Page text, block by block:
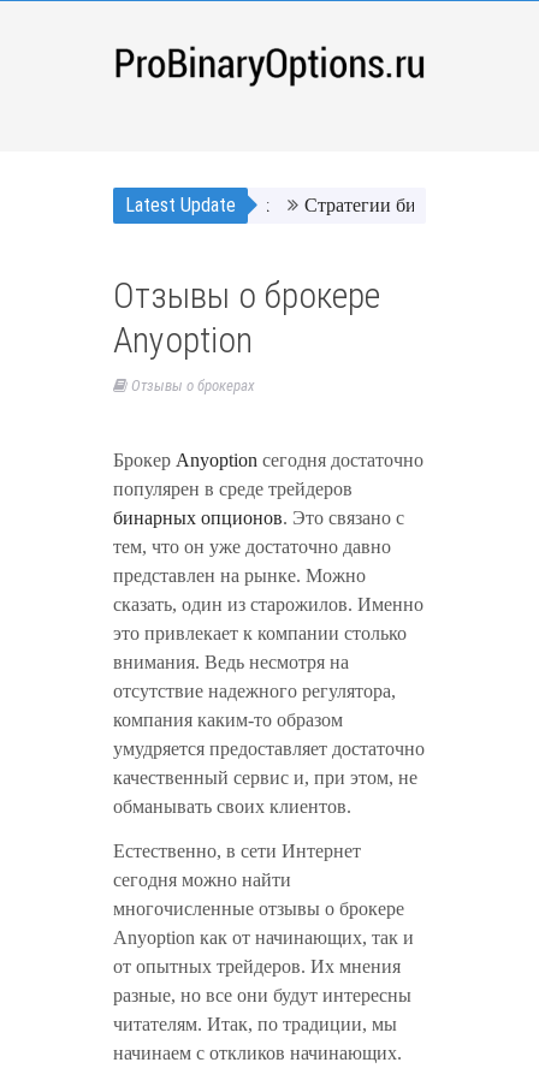
Latest Update Стратегии бинарных
Отзывы о брокере
Anyoption
Отзывы о брокерах
Брокер Anyoption сегодня достаточно
популярен в среде трейдеров
бинарных опционов. Это связано с
тем, что он уже достаточно давно
представлен на рынке. Можно
сказать, один из старожилов. Именно
это привлекает к компании столько
внимания. Ведь несмотря на
отсутствие надежного регулятора,
компания каким-то образом
умудряется предоставляет достаточно
качественный сервис и, при этом, не
обманывать своих клиентов.
Естественно, в сети Интернет
сегодня можно найти
многочисленные отзывы о брокере
Anyoption как от начинающих, так и
от опытных трейдеров. Их мнения
разные, но все они будут интересны
читателям. Итак, по традиции, мы
начинаем с откликов начинающих.